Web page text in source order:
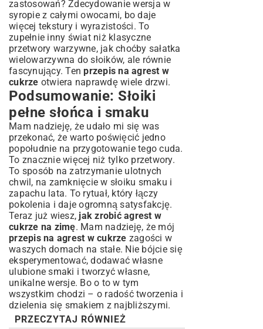
zastosowań? Zdecydowanie wersja w
syropie z całymi owocami, bo daje
więcej tekstury i wyrazistości. To
zupełnie inny świat niż klasyczne
przetwory warzywne, jak choćby sałatka
wielowarzywna do słoików, ale równie
fascynujący. Tenprzepis na agrest w
cukrze otwiera naprawdę wiele drzwi.
Podsumowanie: Słoiki
pełne słońca i smaku
Mam nadzieję, że udało mi się was
przekonać, że warto poświęcić jedno
popołudnie na przygotowanie tego cuda.
To znacznie więcej niż tylko przetwory.
To sposób na zatrzymanie ulotnych
chwil, na zamknięcie w słoiku smaku i
zapachu lata. To rytuał, który łączy
pokolenia i daje ogromną satysfakcję.
Teraz już wiesz, jak zrobić agrest w
cukrze na zimę. Mam nadzieję, że mój
przepis na agrest w cukrze zagości w
waszych domach na stałe. Nie bójcie się
eksperymentować, dodawać własne
ulubione smaki i tworzyć własne,
unikalne wersje. Bo o to w tym
wszystkim chodzi – o radość tworzenia i
dzielenia się smakiem z najbliższymi.
PRZECZYTAJ RÓWNIEŻ